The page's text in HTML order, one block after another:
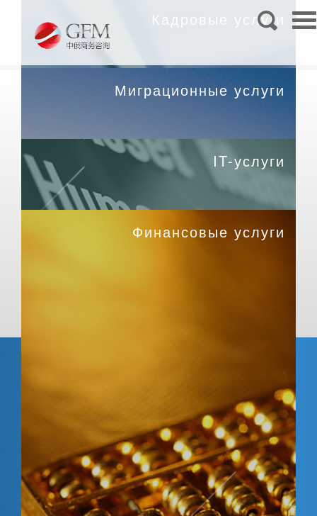
Кадровые услуги
Миграционные услуги
IT-услуги
Финансовые услуги
Hовости
Российским дачникам напомнили о налоговых требованиях в 2025 году
читать больше
2025
04-08